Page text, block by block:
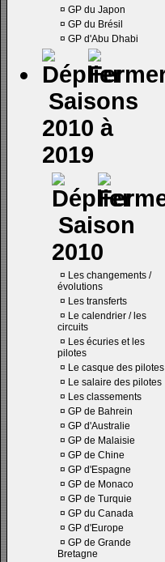
¤ GP du Japon
¤ GP du Brésil
¤ GP d'Abu Dhabi
Saisons
2010 à
2019
Saison
2010
¤ Les changements /
évolutions
¤ Les transferts
¤ Le calendrier / les
circuits
¤ Les écuries et les
pilotes
¤ Le casque des pilotes
¤ Le salaire des pilotes
¤ Les classements
¤ GP de Bahrein
¤ GP d'Australie
¤ GP de Malaisie
¤ GP de Chine
¤ GP d'Espagne
¤ GP de Monaco
¤ GP de Turquie
¤ GP du Canada
¤ GP d'Europe
¤ GP de Grande
Bretagne